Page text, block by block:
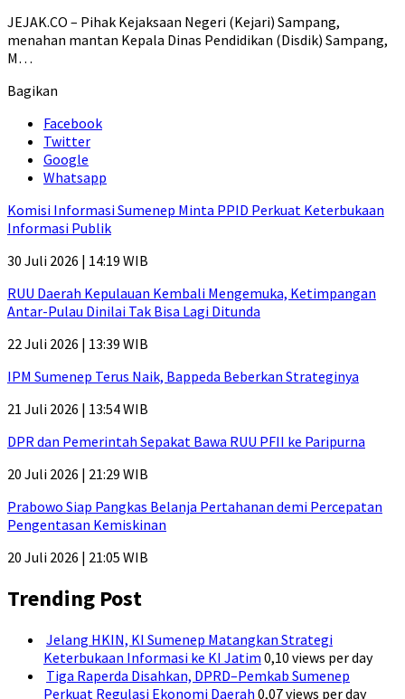
JEJAK.CO – Pihak Kejaksaan Negeri (Kejari) Sampang,
menahan mantan Kepala Dinas Pendidikan (Disdik) Sampang,
M…
Bagikan
Facebook
Twitter
Google
Whatsapp
Komisi Informasi Sumenep Minta PPID Perkuat Keterbukaan
Informasi Publik
30 Juli 2026 | 14:19 WIB
RUU Daerah Kepulauan Kembali Mengemuka, Ketimpangan
Antar-Pulau Dinilai Tak Bisa Lagi Ditunda
22 Juli 2026 | 13:39 WIB
IPM Sumenep Terus Naik, Bappeda Beberkan Strateginya
21 Juli 2026 | 13:54 WIB
DPR dan Pemerintah Sepakat Bawa RUU PFII ke Paripurna
20 Juli 2026 | 21:29 WIB
Prabowo Siap Pangkas Belanja Pertahanan demi Percepatan
Pengentasan Kemiskinan
20 Juli 2026 | 21:05 WIB
Trending Post
Jelang HKIN, KI Sumenep Matangkan Strategi
Keterbukaan Informasi ke KI Jatim 0,10 views per day
Tiga Raperda Disahkan, DPRD–Pemkab Sumenep
Perkuat Regulasi Ekonomi Daerah 0,07 views per day